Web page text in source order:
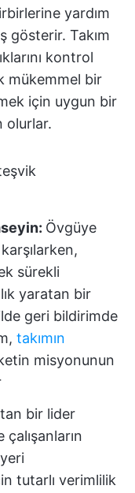
yardım
gösterir. Takım
kontrol
mükemmel bir
için uygun bir
olurlar.
Övgüye
sürekli
yaratan bir
geri bildirimde
takımın
misyonunun
bir lider
tutarlı verimlilik